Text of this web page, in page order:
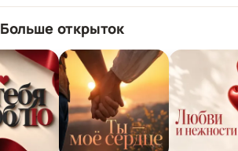
Больше открыток